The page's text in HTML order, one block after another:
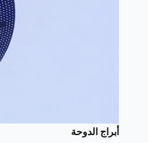
أبراج الدوحة